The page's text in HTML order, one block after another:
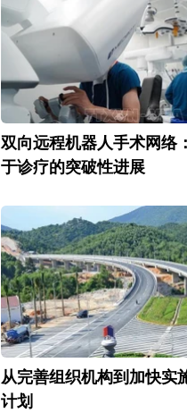
双向远程机器人手术网络
于诊疗的突破性进展
从完善组织机构到加快实
计划